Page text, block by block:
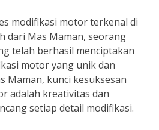
modifikasi motor terkenal di
dari Mas Maman, seorang
telah berhasil menciptakan
motor yang unik dan
Maman, kunci kesuksesan
adalah kreativitas dan
setiap detail modifikasi.